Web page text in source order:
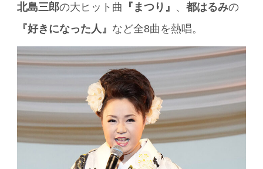
北島三郎の大ヒット曲 『まつり』 、都はるみの
『好きになった人』 など全8曲を熱唱。